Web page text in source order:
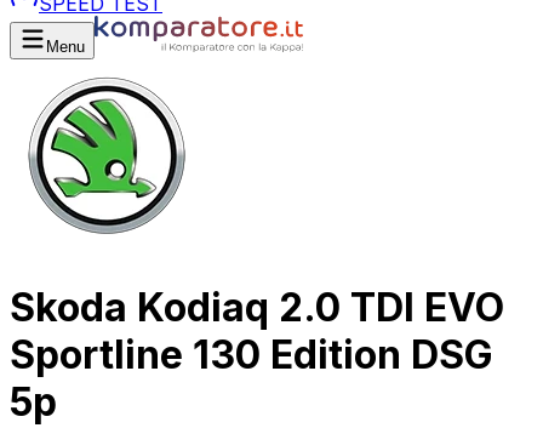
Menu
Skoda Kodiaq 2.0 TDI EVO
Sportline 130 Edition DSG
5p